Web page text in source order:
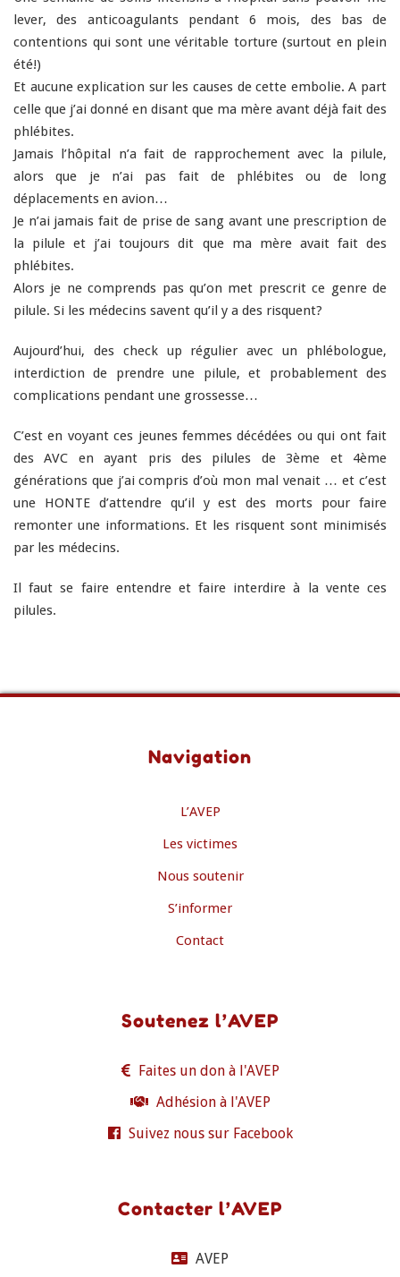
lever, des anticoagulants pendant 6 mois, des bas de
contentions qui sont une véritable torture (surtout en plein
été!)
Et aucune explication sur les causes de cette embolie. A part
celle que j’ai donné en disant que ma mère avant déjà fait des
phlébites.
Jamais l’hôpital n’a fait de rapprochement avec la pilule,
alors que je n’ai pas fait de phlébites ou de long
déplacements en avion…
Je n’ai jamais fait de prise de sang avant une prescription de
la pilule et j’ai toujours dit que ma mère avait fait des
phlébites.
Alors je ne comprends pas qu’on met prescrit ce genre de
pilule. Si les médecins savent qu’il y a des risquent?
Aujourd’hui, des check up régulier avec un phlébologue,
interdiction de prendre une pilule, et probablement des
complications pendant une grossesse…
C’est en voyant ces jeunes femmes décédées ou qui ont fait
des AVC en ayant pris des pilules de 3ème et 4ème
générations que j’ai compris d’où mon mal venait … et c’est
une HONTE d’attendre qu’il y est des morts pour faire
remonter une informations. Et les risquent sont minimisés
par les médecins.
Il faut se faire entendre et faire interdire à la vente ces
pilules.
Navigation
L’AVEP
Les victimes
Nous soutenir
S’informer
Contact
Soutenez l’AVEP
Faites un don à l'AVEP
Adhésion à l'AVEP
Suivez nous sur Facebook
Contacter l’AVEP
AVEP